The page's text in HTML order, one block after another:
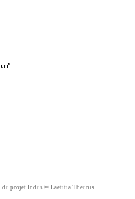
du projet Indus © Laetitia Theunis